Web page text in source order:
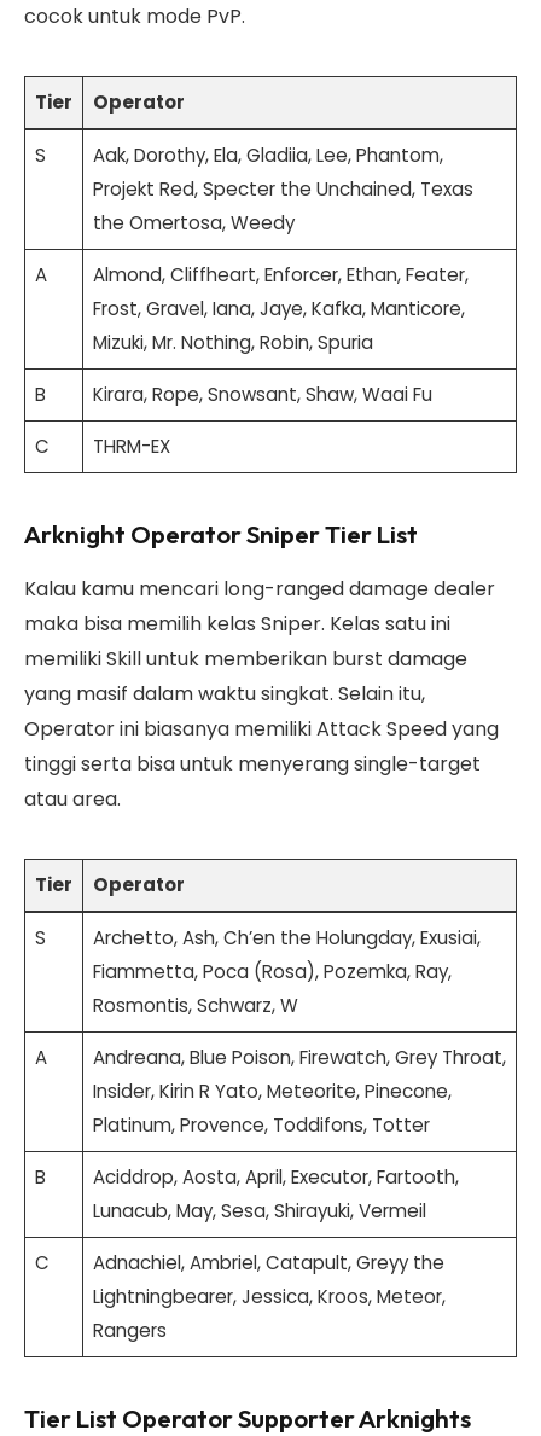
cocok untuk mode PvP.
Tier Operator
S
Aak, Dorothy, Ela, Gladiia, Lee, Phantom,
Projekt Red, Specter the Unchained, Texas
the Omertosa, Weedy
A
Almond, Cliffheart, Enforcer, Ethan, Feater,
Frost, Gravel, Iana, Jaye, Kafka, Manticore,
Mizuki, Mr. Nothing, Robin, Spuria
B Kirara, Rope, Snowsant, Shaw, Waai Fu
C THRM-EX
Arknight Operator Sniper Tier List
Kalau kamu mencari long-ranged damage dealer
maka bisa memilih kelas Sniper. Kelas satu ini
memiliki Skill untuk memberikan burst damage
yang masif dalam waktu singkat. Selain itu,
Operator ini biasanya memiliki Attack Speed yang
tinggi serta bisa untuk menyerang single-target
atau area.
Tier Operator
S
Archetto, Ash, Ch’en the Holungday, Exusiai,
Fiammetta, Poca (Rosa), Pozemka, Ray,
Rosmontis, Schwarz, W
A
Andreana, Blue Poison, Firewatch, Grey Throat,
Insider, Kirin R Yato, Meteorite, Pinecone,
Platinum, Provence, Toddifons, Totter
B
Aciddrop, Aosta, April, Executor, Fartooth,
Lunacub, May, Sesa, Shirayuki, Vermeil
C
Adnachiel, Ambriel, Catapult, Greyy the
Lightningbearer, Jessica, Kroos, Meteor,
Rangers
Tier List Operator Supporter Arknights